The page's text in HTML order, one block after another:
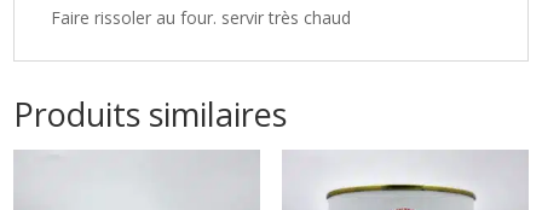
Faire rissoler au four. servir très chaud
Produits similaires